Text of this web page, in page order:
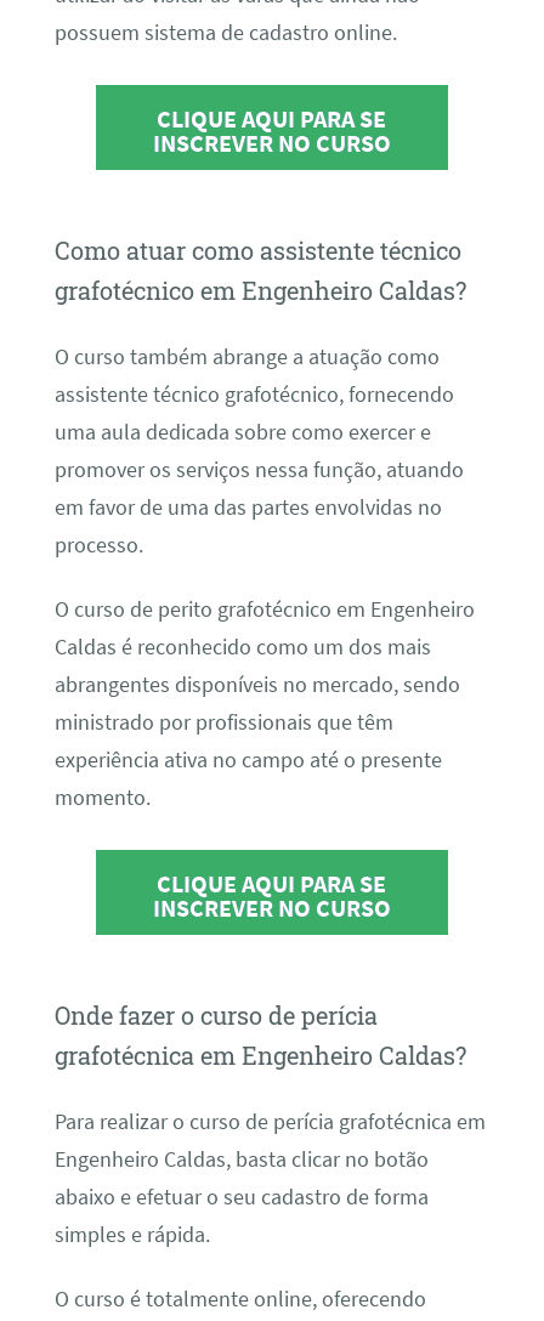
possuem sistema de cadastro online.
CLIQUE AQUI PARA SE
INSCREVER NO CURSO
Como atuar como assistente técnico
grafotécnico em Engenheiro Caldas?
O curso também abrange a atuação como
assistente técnico grafotécnico, fornecendo
uma aula dedicada sobre como exercer e
promover os serviços nessa função, atuando
em favor de uma das partes envolvidas no
processo.
O curso de perito grafotécnico em Engenheiro
Caldas é reconhecido como um dos mais
abrangentes disponíveis no mercado, sendo
ministrado por profissionais que têm
experiência ativa no campo até o presente
momento.
CLIQUE AQUI PARA SE
INSCREVER NO CURSO
Onde fazer o curso de perícia
grafotécnica em Engenheiro Caldas?
Para realizar o curso de perícia grafotécnica em
Engenheiro Caldas, basta clicar no botão
abaixo e efetuar o seu cadastro de forma
simples e rápida.
O curso é totalmente online, oferecendo